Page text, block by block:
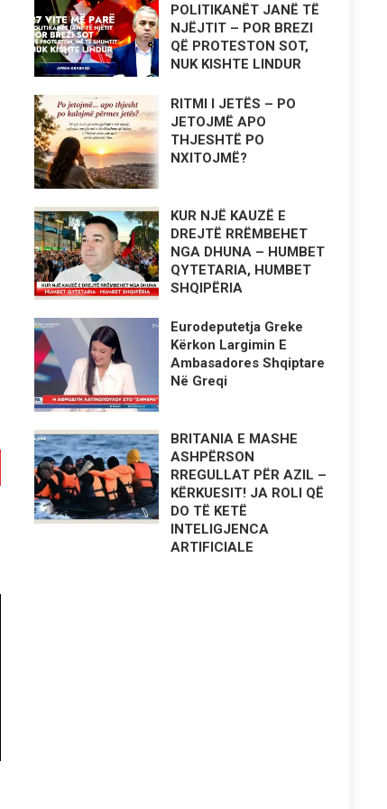
POLITIKANËT JANË TË
NJËJTIT – POR BREZI
QË PROTESTON SOT,
NUK KISHTE LINDUR
RITMI I JETËS – PO
JETOJMË APO
THJESHTË PO
NXITOJMË?
KUR NJË KAUZË E
DREJTË RRËMBEHET
NGA DHUNA – HUMBET
QYTETARIA, HUMBET
SHQIPËRIA
Eurodeputetja Greke
Kërkon Largimin E
Ambasadores Shqiptare
Në Greqi
BRITANIA E MASHE
ASHPËRSON
RREGULLAT PËR AZIL –
KËRKUESIT! JA ROLI QË
DO TË KETË
INTELIGJENCA
ARTIFICIALE